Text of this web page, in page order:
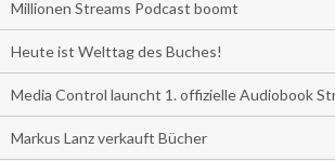
Millionen Streams Podcast boomt
Heute ist Welttag des Buches!
Media Control launcht 1. offizielle Audiobook
Markus Lanz verkauft Bücher